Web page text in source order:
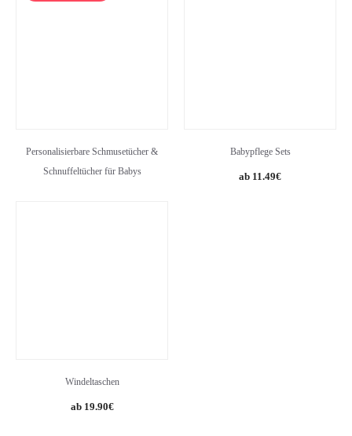
Personalisierbare Schmusetücher &
Schnuffeltücher für Babys
Babypflege Sets
11.49€
Windeltaschen
19.90€